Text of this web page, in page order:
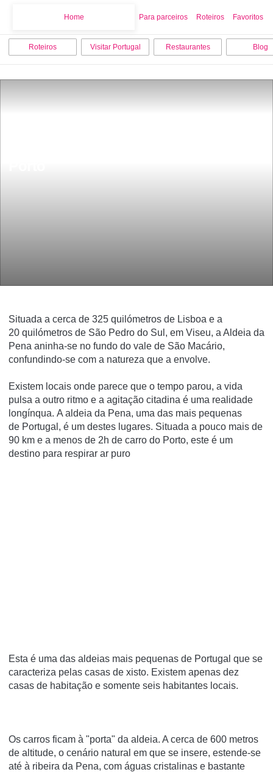
Home Para parceiros Roteiros Favoritos
Roteiros Visitar Portugal Restaurantes Blog
Situada a cerca de 325 quilómetros de Lisboa e a
20 quilómetros de São Pedro do Sul, em Viseu, a Aldeia da
Pena aninha-se no fundo do vale de São Macário,
confundindo-se com a natureza que a envolve.
Existem locais onde parece que o tempo parou, a vida
pulsa a outro ritmo e a agitação citadina é uma realidade
longínqua. A aldeia da Pena, uma das mais pequenas
de Portugal , é um destes lugares. Situada a pouco mais de
90 km e a menos de 2h de carro do Porto, este é um
destino para respirar ar puro
Esta é uma das aldeias mais pequenas de Portugal que se
caracteriza pelas casas de xisto. Existem apenas dez
casas de habitação e somente seis habitantes locais.
Os carros ficam à "porta" da aldeia. A cerca de 600 metros
de altitude, o cenário natural em que se insere, estende-se
até à ribeira da Pena, com águas cristalinas e bastante